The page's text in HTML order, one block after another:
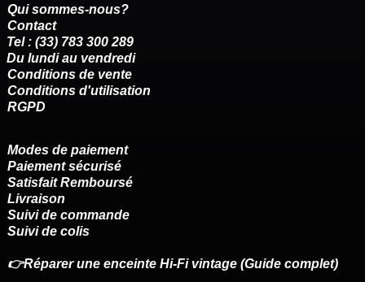
Qui sommes-nous?
Contact
Tel : (33) 783 300 289
Du lundi au vendredi
Conditions de vente
Conditions d'utilisation
RGPD
Modes de paiement
Paiement sécurisé
Satisfait Remboursé
Livraison
Suivi de commande
Suivi de colis
👉Réparer une enceinte Hi-Fi vintage (Guide complet)